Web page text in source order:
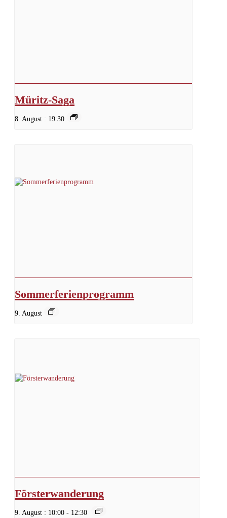
Müritz-Saga
8. August : 19:30
Sommerferienprogramm
9. August
Försterwanderung
9. August : 10:00 - 12:30